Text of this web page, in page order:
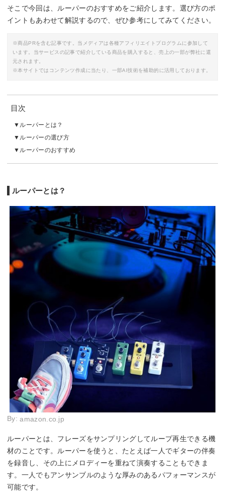
そこで今回は、ルーパーのおすすめをご紹介します。選び方のポ
イントもあわせて解説するので、ぜひ参考にしてみてください。
※商品PRを含む記事です。当メディアは各種アフィリエイトプログラムに参加して
います。当サービスの記事で紹介している商品を購入すると、売上の一部が弊社に還
元されます。
※本サイトではコンテンツ作成に当たり、一部AI技術を補助的に活用しております。
目次
ルーパーとは？
ルーパーの選び方
ルーパーのおすすめ
ルーパーとは？
By:amazon.co.jp
ルーパーとは、フレーズをサンプリングしてループ再生できる機
材のことです。ルーパーを使うと、たとえば一人でギターの伴奏
を録音し、その上にメロディーを重ねて演奏することもできま
す。一人でもアンサンブルのような厚みのあるパフォーマンスが
可能です。